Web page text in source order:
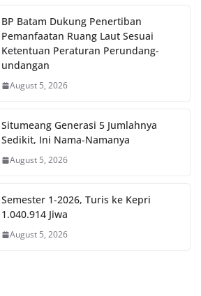
BP Batam Dukung Penertiban
Pemanfaatan Ruang Laut Sesuai
Ketentuan Peraturan Perundang-
undangan
August 5, 2026
Situmeang Generasi 5 Jumlahnya
Sedikit, Ini Nama-Namanya
August 5, 2026
Semester 1-2026, Turis ke Kepri
1.040.914 Jiwa
August 5, 2026